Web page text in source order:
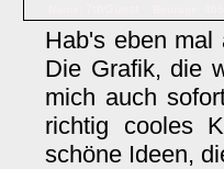
Hab's eben mal
Die Grafik, die
mich auch
richtig cooles
schöne Ideen,